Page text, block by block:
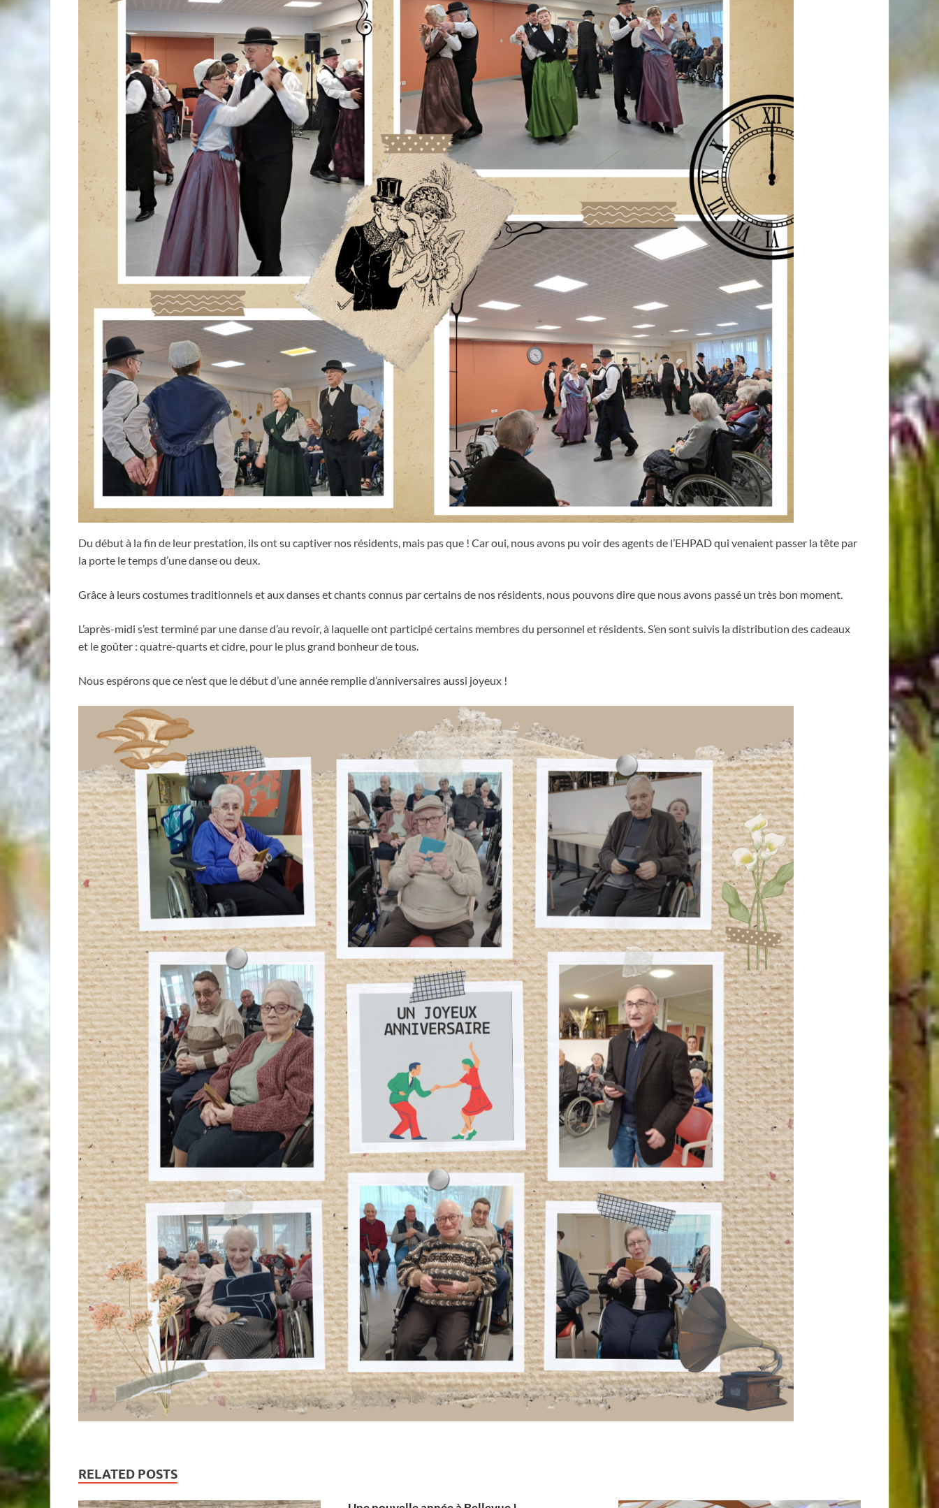
Du début à la fin de leur prestation, ils ont su captiver nos résidents, mais pas que ! Car oui, nous avons pu voir des agents de l’EHPAD qui venaient passer la tête par
la porte le temps d’une danse ou deux.
Grâce à leurs costumes traditionnels et aux danses et chants connus par certains de nos résidents, nous pouvons dire que nous avons passé un très bon moment.
L’après-midi s’est terminé par une danse d’au revoir, à laquelle ont participé certains membres du personnel et résidents. S’en sont suivis la distribution des cadeaux
et le goûter : quatre-quarts et cidre, pour le plus grand bonheur de tous.
Nous espérons que ce n’est que le début d’une année remplie d’anniversaires aussi joyeux !
RELATED POSTS